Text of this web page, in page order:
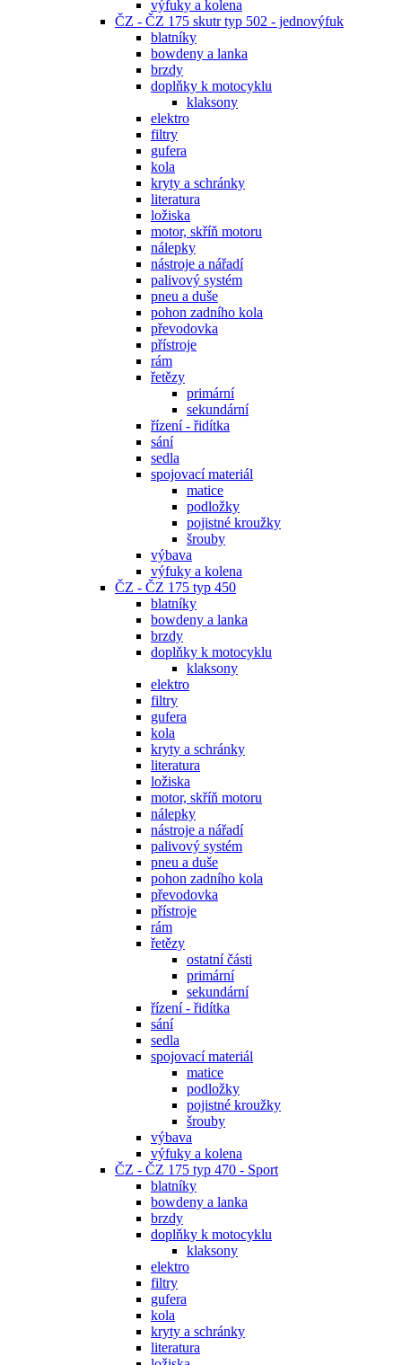
výfuky a kolena
ČZ - ČZ 175 skutr typ 502 - jednovýfuk
blatníky
bowdeny a lanka
brzdy
doplňky k motocyklu
klaksony
elektro
filtry
gufera
kola
kryty a schránky
literatura
ložiska
motor, skříň motoru
nálepky
nástroje a nářadí
palivový systém
pneu a duše
pohon zadního kola
převodovka
přístroje
rám
řetězy
primární
sekundární
řízení - řidítka
sání
sedla
spojovací materiál
matice
podložky
pojistné kroužky
šrouby
výbava
výfuky a kolena
ČZ - ČZ 175 typ 450
blatníky
bowdeny a lanka
brzdy
doplňky k motocyklu
klaksony
elektro
filtry
gufera
kola
kryty a schránky
literatura
ložiska
motor, skříň motoru
nálepky
nástroje a nářadí
palivový systém
pneu a duše
pohon zadního kola
převodovka
přístroje
rám
řetězy
ostatní části
primární
sekundární
řízení - řidítka
sání
sedla
spojovací materiál
matice
podložky
pojistné kroužky
šrouby
výbava
výfuky a kolena
ČZ - ČZ 175 typ 470 - Sport
blatníky
bowdeny a lanka
brzdy
doplňky k motocyklu
klaksony
elektro
filtry
gufera
kola
kryty a schránky
literatura